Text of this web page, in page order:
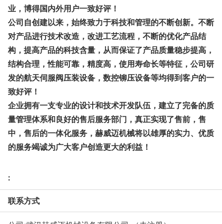
业，博得国内外用户一致好评！
公司自创建以来，始终致力于科技和管理的不断创新。不断
对产品进行技术改造，改进工艺流程，不断的优化产品结
构，提高产品的科技含量，从而保证了产品质量稳步提高，
结构合理，性能可靠，精度高，使用寿命长等特征，公司研
发的航天伺服阀压装设备，数控铆压设备等均得到客户的一
致好评！
企业拥有一支专业的设计和技术开发队伍，建立了完备的质
量管理体系和良好的售后服务部门，真正实现了售前，售
中，售后的一体化服务，赫威迈机械将以雄厚的实力、优质
的服务竭诚为广大客户创造更大的利益！
:
联系方式